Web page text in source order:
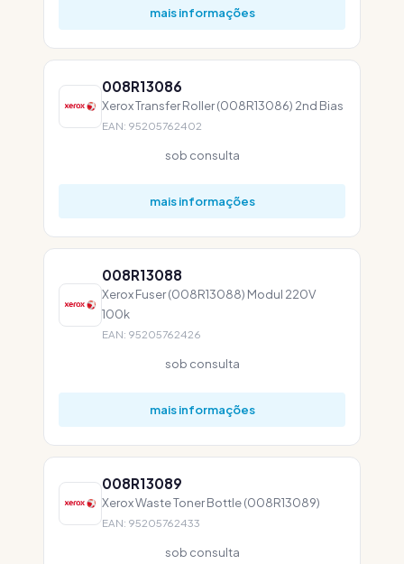
mais informações
008R13086
Xerox Transfer Roller (008R13086) 2nd Bias
EAN: 95205762402
sob consulta
mais informações
008R13088
Xerox Fuser (008R13088) Modul 220V
100k
EAN: 95205762426
sob consulta
mais informações
008R13089
Xerox Waste Toner Bottle (008R13089)
EAN: 95205762433
sob consulta